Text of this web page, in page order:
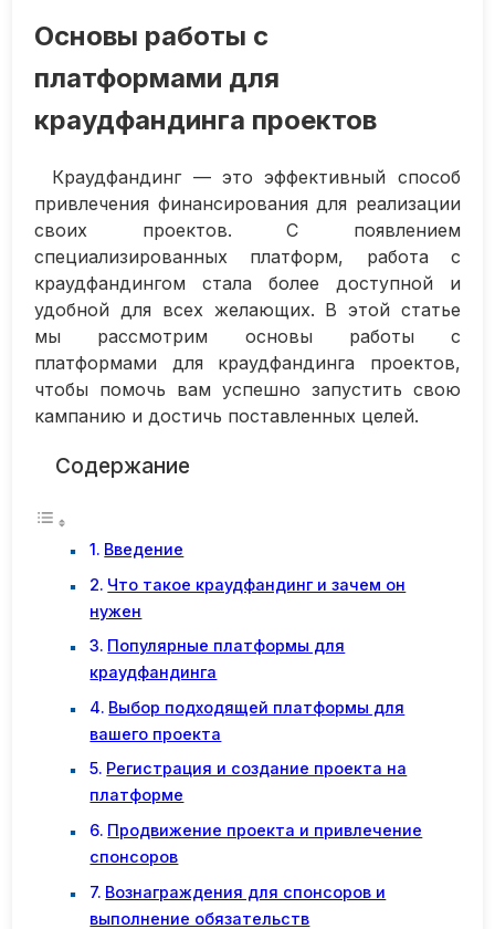
Основы работы с
платформами для
краудфандинга проектов
Краудфандинг — это эффективный способ
привлечения финансирования для реализации
своих проектов. С появлением
специализированных платформ, работа с
краудфандингом стала более доступной и
удобной для всех желающих. В этой статье
мы рассмотрим основы работы с
платформами для краудфандинга проектов,
чтобы помочь вам успешно запустить свою
кампанию и достичь поставленных целей.
Содержание
Введение
Что такое краудфандинг и зачем он
нужен
Популярные платформы для
краудфандинга
Выбор подходящей платформы для
вашего проекта
Регистрация и создание проекта на
платформе
Продвижение проекта и привлечение
спонсоров
Вознаграждения для спонсоров и
выполнение обязательств